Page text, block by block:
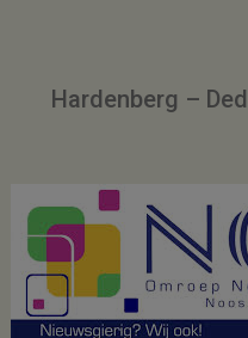
Hardenberg –